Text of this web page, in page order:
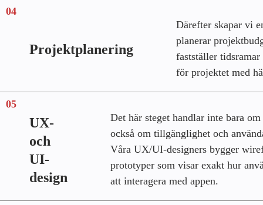
04
Projektplanering
Därefter skapar vi
planerar
fastställer
för projektet med
05
UX-
och
UI-
design
Det här steget handlar inte bara
också om tillgänglighet och
Våra UX/UI-designers bygger
prototyper som visar exakt hur
att interagera med appen.